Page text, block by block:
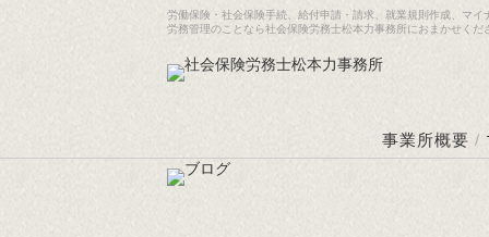
労働保険・社会保険手続、給付申請・請求、就業規則作成、マ
労務管理のことなら社会保険労務士松本力事務所におまかせくだ
事業所概要 /